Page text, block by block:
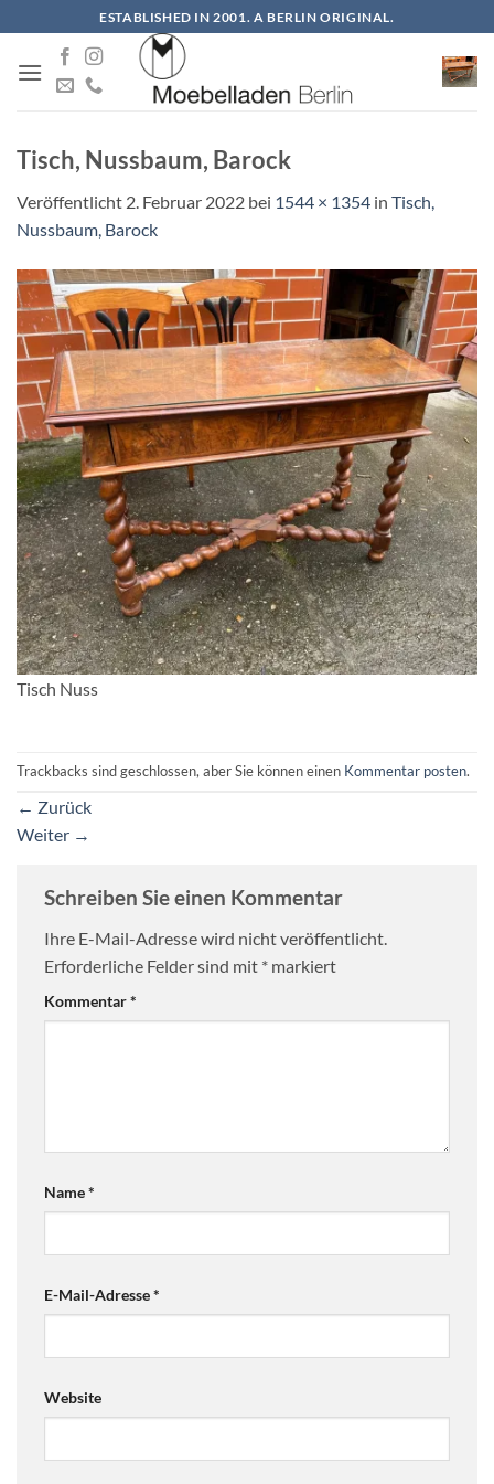
Inhalt
springen
ESTABLISHED IN 2001. A BERLIN ORIGINAL.
Tisch, Nussbaum, Barock
Veröffentlicht 2. Februar 2022 bei 1544 × 1354 in Tisch,
Nussbaum, Barock
Tisch Nuss
Trackbacks sind geschlossen, aber Sie können einen Kommentar posten.
← Zurück
Weiter →
Schreiben Sie einen Kommentar
Ihre E-Mail-Adresse wird nicht veröffentlicht.
Erforderliche Felder sind mit * markiert
Kommentar*
Name*
E-Mail-Adresse*
Website